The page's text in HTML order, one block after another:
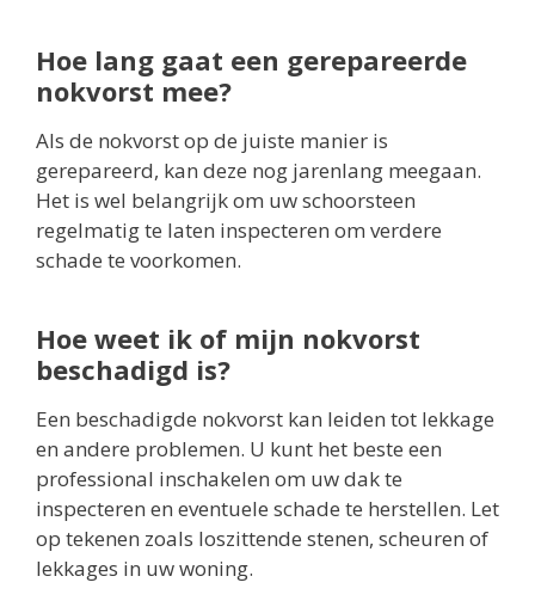
Hoe lang gaat een gerepareerde
nokvorst mee?
Als de nokvorst op de juiste manier is
gerepareerd, kan deze nog jarenlang meegaan.
Het is wel belangrijk om uw schoorsteen
regelmatig te laten inspecteren om verdere
schade te voorkomen.
Hoe weet ik of mijn nokvorst
beschadigd is?
Een beschadigde nokvorst kan leiden tot lekkage
en andere problemen. U kunt het beste een
professional inschakelen om uw dak te
inspecteren en eventuele schade te herstellen. Let
op tekenen zoals loszittende stenen, scheuren of
lekkages in uw woning.